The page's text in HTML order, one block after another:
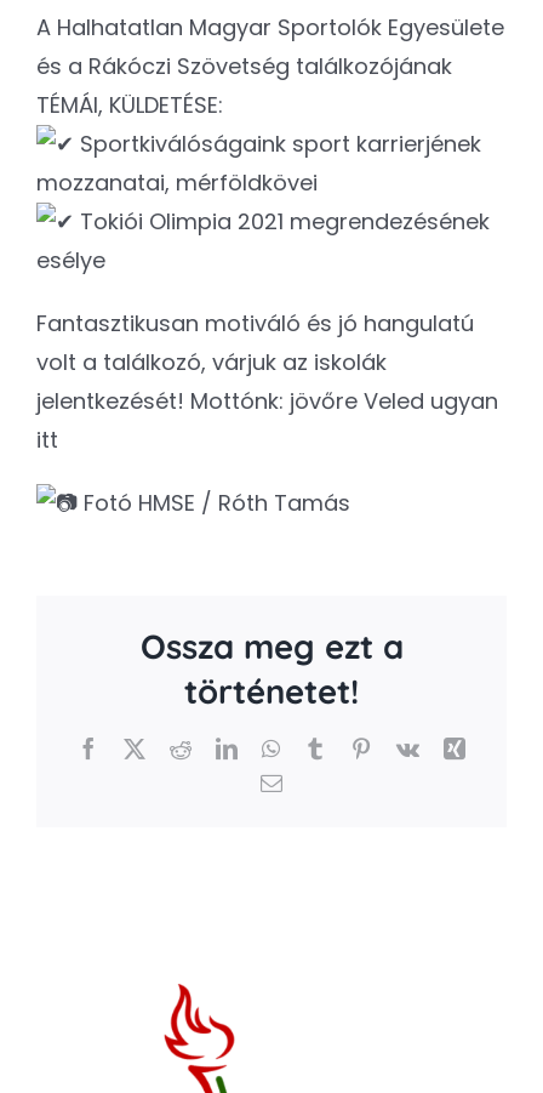
A Halhatatlan Magyar Sportolók Egyesülete
és a Rákóczi Szövetség találkozójának
TÉMÁI, KÜLDETÉSE:
Sportkiválóságaink sport karrierjének
mozzanatai, mérföldkövei
Tokiói Olimpia 2021 megrendezésének
esélye
Fantasztikusan motiváló és jó hangulatú
volt a találkozó, várjuk az iskolák
jelentkezését! Mottónk: jövőre Veled ugyan
itt
Fotó HMSE / Róth Tamás
Ossza meg ezt a
történetet!
Facebook RedditLinkedInWhatsApp
TumblrPinterest
Vk
Xing
Email